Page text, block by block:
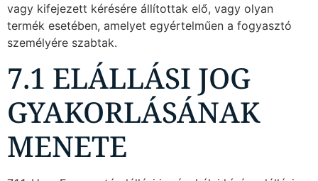
vagy kifejezett kérésére állítottak elő, vagy olyan
termék esetében, amelyet egyértelműen a fogyasztó
személyére szabtak.
7.1 ELÁLLÁSI JOG
GYAKORLÁSÁNAK
MENETE